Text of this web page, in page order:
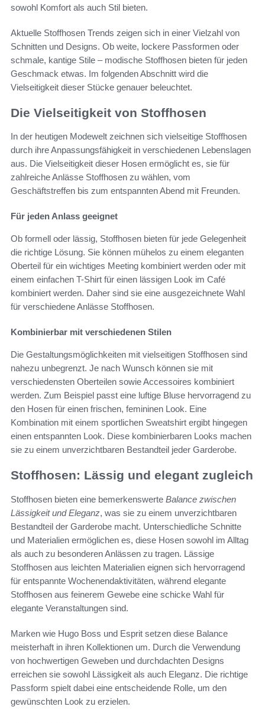
sowohl Komfort als auch Stil bieten.
Aktuelle Stoffhosen Trends zeigen sich in einer Vielzahl von
Schnitten und Designs. Ob weite, lockere Passformen oder
schmale, kantige Stile – modische Stoffhosen bieten für jeden
Geschmack etwas. Im folgenden Abschnitt wird die
Vielseitigkeit dieser Stücke genauer beleuchtet.
Die Vielseitigkeit von Stoffhosen
In der heutigen Modewelt zeichnen sich vielseitige Stoffhosen
durch ihre Anpassungsfähigkeit in verschiedenen Lebenslagen
aus. Die Vielseitigkeit dieser Hosen ermöglicht es, sie für
zahlreiche Anlässe Stoffhosen zu wählen, vom
Geschäftstreffen bis zum entspannten Abend mit Freunden.
Für jeden Anlass geeignet
Ob formell oder lässig, Stoffhosen bieten für jede Gelegenheit
die richtige Lösung. Sie können mühelos zu einem eleganten
Oberteil für ein wichtiges Meeting kombiniert werden oder mit
einem einfachen T-Shirt für einen lässigen Look im Café
kombiniert werden. Daher sind sie eine ausgezeichnete Wahl
für verschiedene Anlässe Stoffhosen.
Kombinierbar mit verschiedenen Stilen
Die Gestaltungsmöglichkeiten mit vielseitigen Stoffhosen sind
nahezu unbegrenzt. Je nach Wunsch können sie mit
verschiedensten Oberteilen sowie Accessoires kombiniert
werden. Zum Beispiel passt eine luftige Bluse hervorragend zu
den Hosen für einen frischen, femininen Look. Eine
Kombination mit einem sportlichen Sweatshirt ergibt hingegen
einen entspannten Look. Diese kombinierbaren Looks machen
sie zu einem unverzichtbaren Bestandteil jeder Garderobe.
Stoffhosen: Lässig und elegant zugleich
Stoffhosen bieten eine bemerkenswerte Balance zwischen
Lässigkeit und Eleganz, was sie zu einem unverzichtbaren
Bestandteil der Garderobe macht. Unterschiedliche Schnitte
und Materialien ermöglichen es, diese Hosen sowohl im Alltag
als auch zu besonderen Anlässen zu tragen. Lässige
Stoffhosen aus leichten Materialien eignen sich hervorragend
für entspannte Wochenendaktivitäten, während elegante
Stoffhosen aus feinerem Gewebe eine schicke Wahl für
elegante Veranstaltungen sind.
Marken wie Hugo Boss und Esprit setzen diese Balance
meisterhaft in ihren Kollektionen um. Durch die Verwendung
von hochwertigen Geweben und durchdachten Designs
erreichen sie sowohl Lässigkeit als auch Eleganz. Die richtige
Passform spielt dabei eine entscheidende Rolle, um den
gewünschten Look zu erzielen.